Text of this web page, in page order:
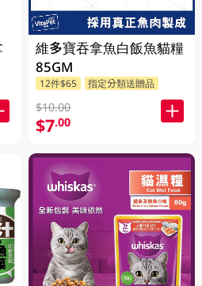
維多寶吞拿魚白飯魚貓糧
85GM
12件$65 指定分類送贈品
$10.00
$7.00